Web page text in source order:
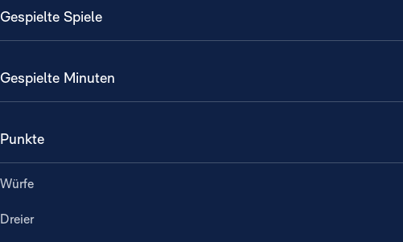
Gespielte Spiele
Gespielte Minuten
Punkte
Würfe
Dreier